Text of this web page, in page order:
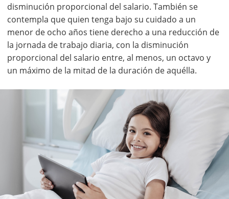
disminución proporcional del salario. También se
contempla que quien tenga bajo su cuidado a un
menor de ocho años tiene derecho a una reducción de
la jornada de trabajo diaria, con la disminución
proporcional del salario entre, al menos, un octavo y
un máximo de la mitad de la duración de aquélla.